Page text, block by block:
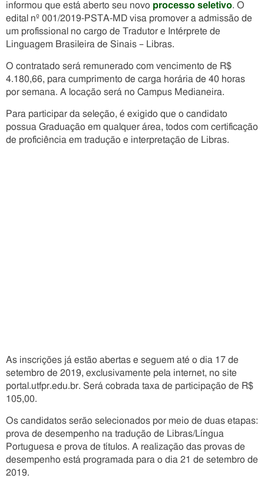
informou que está aberto seu novo processo seletivo. O
edital nº 001/2019-PSTA-MD visa promover a admissão de
um profissional no cargo de Tradutor e Intérprete de
Linguagem Brasileira de Sinais – Libras.
O contratado será remunerado com vencimento de R$
4.180,66, para cumprimento de carga horária de 40 horas
por semana. A locação será no Campus Medianeira.
Para participar da seleção, é exigido que o candidato
possua Graduação em qualquer área, todos com certificação
de proficiência em tradução e interpretação de Libras.
As inscrições já estão abertas e seguem até o dia 17 de
setembro de 2019, exclusivamente pela internet, no site
portal.utfpr.edu.br. Será cobrada taxa de participação de R$
105,00.
Os candidatos serão selecionados por meio de duas etapas:
prova de desempenho na tradução de Libras/Língua
Portuguesa e prova de títulos. A realização das provas de
desempenho está programada para o dia 21 de setembro de
2019.